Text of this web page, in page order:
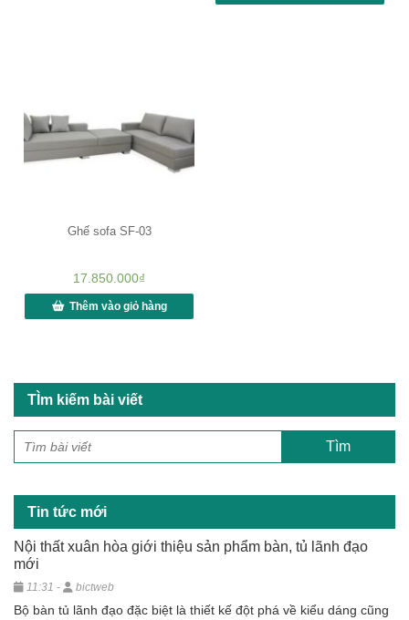
Ghế sofa SF-03
17.850.000₫
Thêm vào giỏ hàng
TÌm kiếm bài viết
Tin tức mới
Nội thất xuân hòa giới thiệu sản phẩm bàn, tủ lãnh đạo
mới
11:31 - bictweb
Bộ bàn tủ lãnh đạo đặc biệt là thiết kế đột phá về kiểu dáng cũng